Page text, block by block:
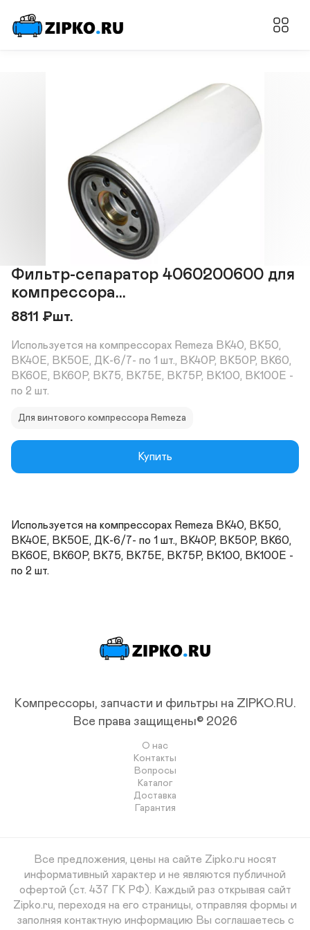
Фильтр-сепаратор 4060200600 для
компрессора...
8811 ₽шт.
Используется на компрессорах Remeza ВК40, ВК50,
ВК40Е, ВК50Е, ДК-6/7- по 1 шт., ВК40Р, ВК50Р, ВК60,
ВК60Е, ВК60Р, ВК75, ВК75Е, ВК75Р, ВК100, ВК100Е -
по 2 шт.
Для винтового компрессора Remeza
Купить
Используется на компрессорах Remeza ВК40, ВК50,
ВК40Е, ВК50Е, ДК-6/7- по 1 шт., ВК40Р, ВК50Р, ВК60,
ВК60Е, ВК60Р, ВК75, ВК75Е, ВК75Р, ВК100, ВК100Е -
по 2 шт.
Компрессоры, запчасти и фильтры на ZIPKO.RU.
Все права защищены© 2026
О нас
Контакты
Вопросы
Каталог
Доставка
Гарантия
Все предложения, цены на сайте Zipko.ru носят
информативный характер и не являются публичной
офертой (ст. 437 ГК РФ). Каждый раз открывая сайт
Zipko.ru, переходя на его страницы, отправляя формы и
заполняя контактную информацию Вы соглашаетесь с